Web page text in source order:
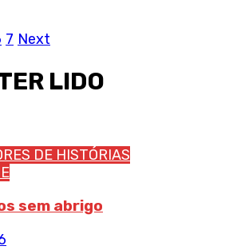
7 Next
LIDO
DE HISTÓRIAS
sem abrigo